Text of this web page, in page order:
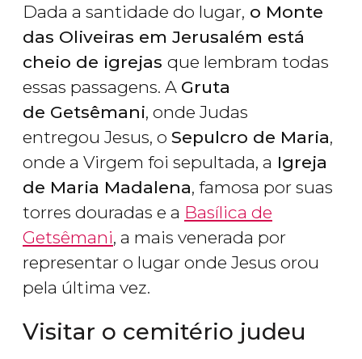
Dada a santidade do lugar, o Monte
das Oliveiras em Jerusalém está
cheio de igrejas que lembram todas
essas passagens. A Gruta
de Getsêmani, onde Judas
entregou Jesus, o Sepulcro de Maria,
onde a Virgem foi sepultada, a Igreja
de Maria Madalena, famosa por suas
torres douradas e a Basílica de
Getsêmani, a mais venerada por
representar o lugar onde Jesus orou
pela última vez.
Visitar o cemitério judeu